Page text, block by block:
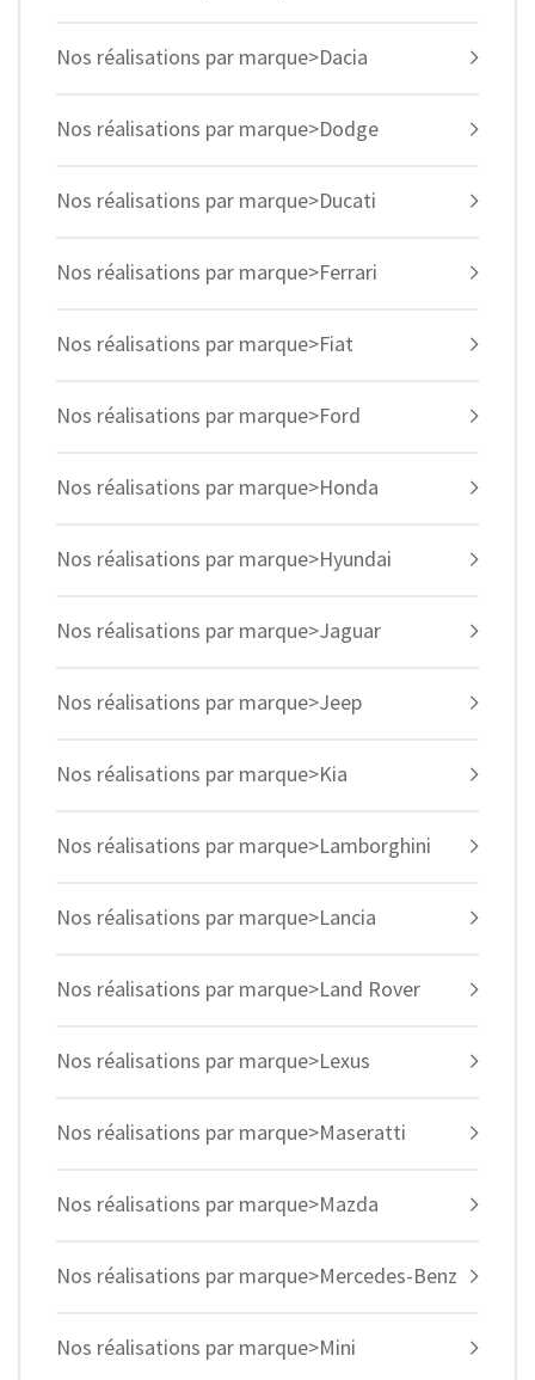
Nos réalisations par marque>Dacia
Nos réalisations par marque>Dodge
Nos réalisations par marque>Ducati
Nos réalisations par marque>Ferrari
Nos réalisations par marque>Fiat
Nos réalisations par marque>Ford
Nos réalisations par marque>Honda
Nos réalisations par marque>Hyundai
Nos réalisations par marque>Jaguar
Nos réalisations par marque>Jeep
Nos réalisations par marque>Kia
Nos réalisations par marque>Lamborghini
Nos réalisations par marque>Lancia
Nos réalisations par marque>Land Rover
Nos réalisations par marque>Lexus
Nos réalisations par marque>Maseratti
Nos réalisations par marque>Mazda
Nos réalisations par marque>Mercedes-Benz
Nos réalisations par marque>Mini